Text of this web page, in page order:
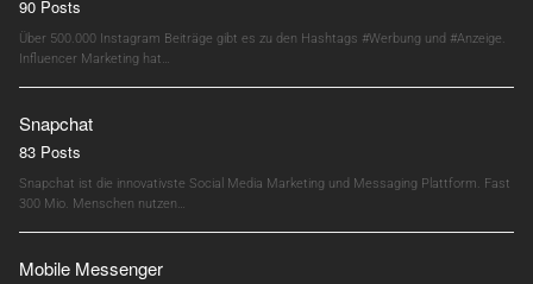
90 Posts
Über 500.000 Instagram Beiträge gibt es zu den Hashtags #Werbung und #Anzeige.
Influencer Marketing hat…
Snapchat
83 Posts
Snapchat ist die innovativste Social Media Marketing und Messaging Plattform. Fast
300 Mio. Menschen nutzen…
Mobile Messenger